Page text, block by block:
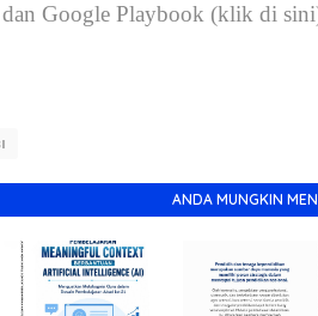
Google Playbook (klik di
ANDA MUNGKIN